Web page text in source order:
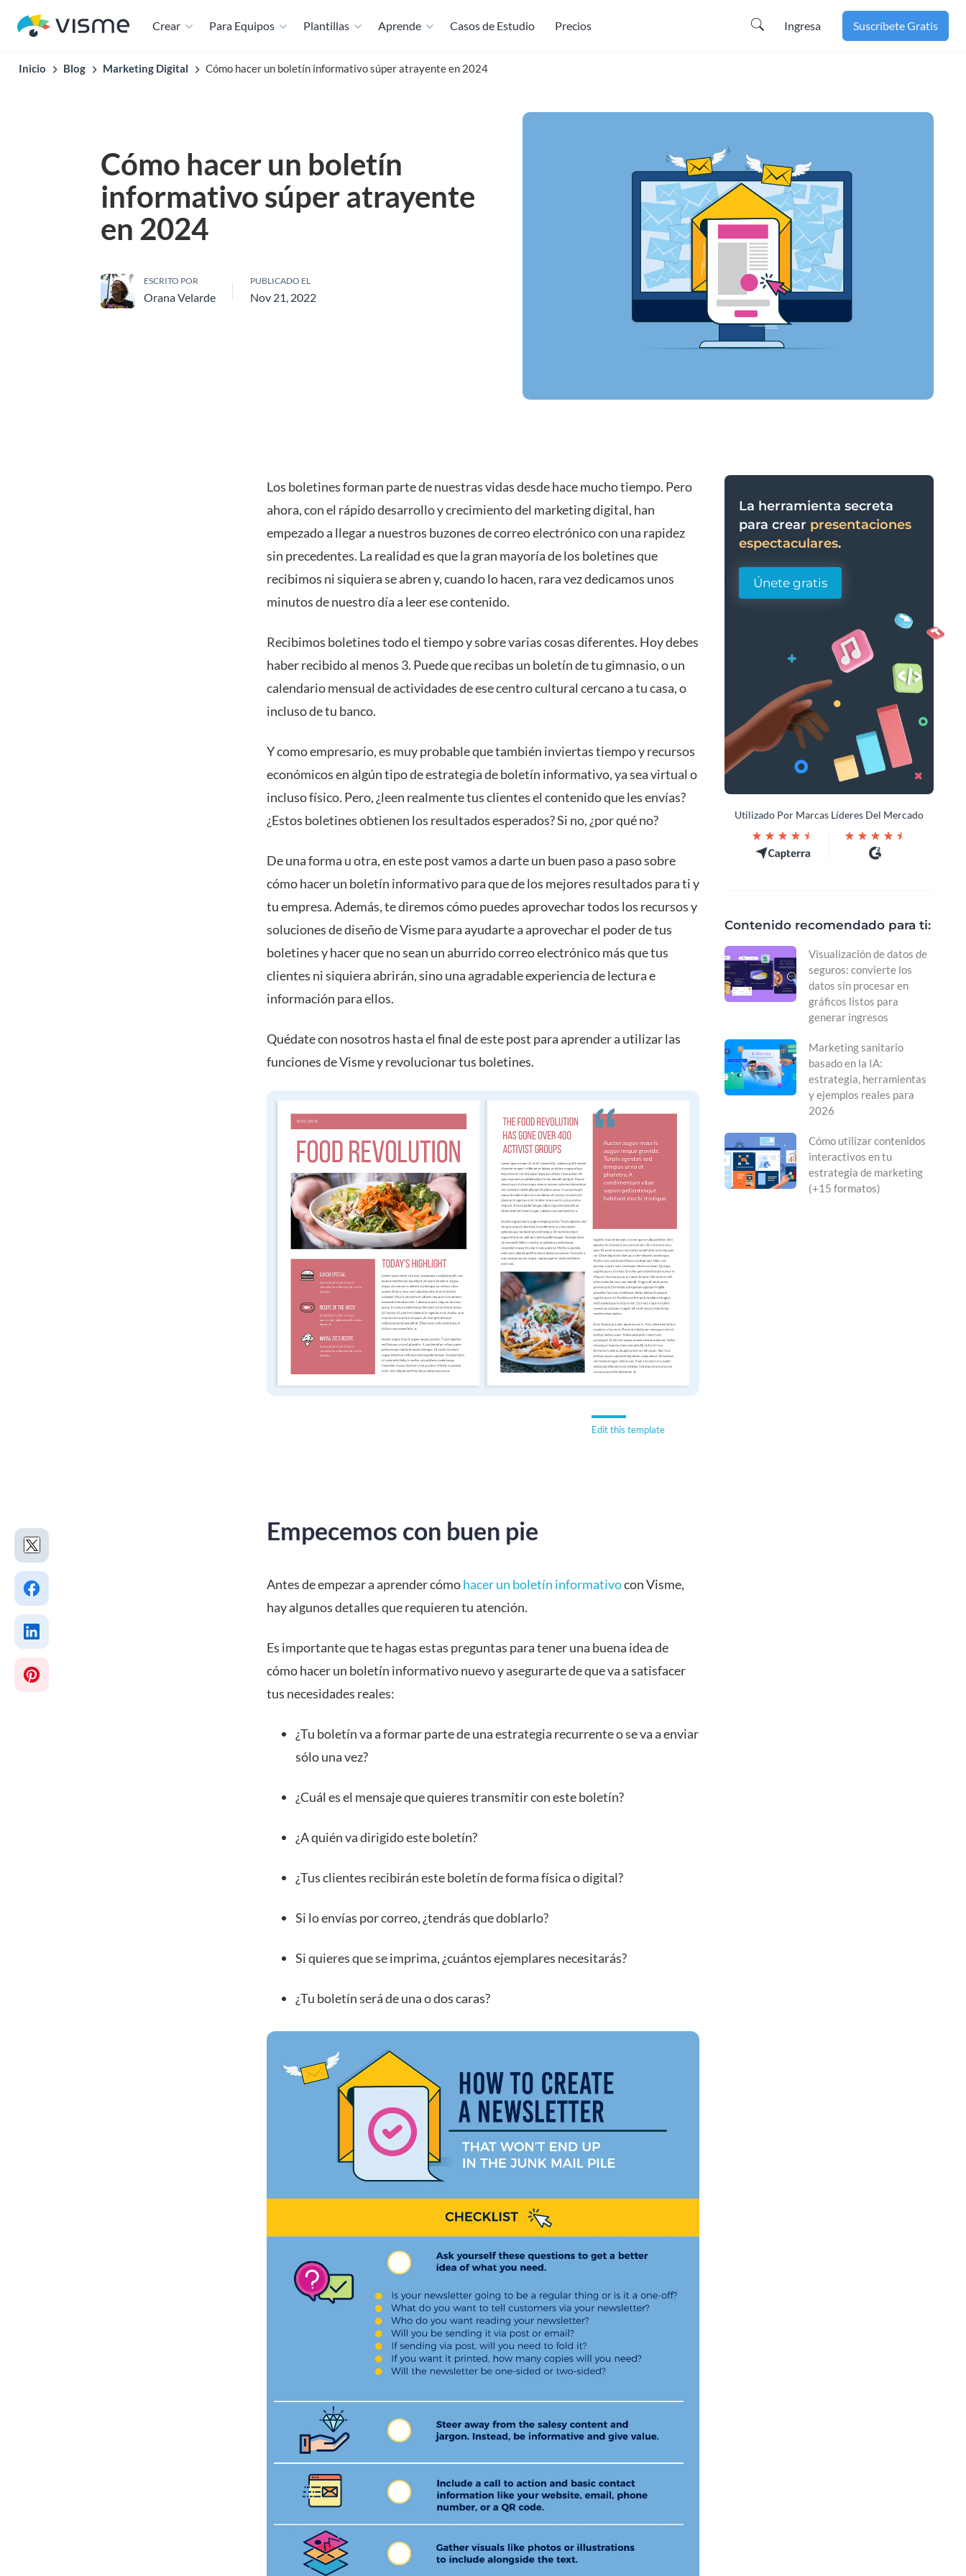
Crear Para Equipos Plantillas Aprende Casos de Estudio Precios Ingresa Suscríbete Gratis
Inicio Blog Marketing Digital Cómo hacer un boletín informativo súper atrayente en 2024
Cómo hacer un boletín
informativo súper atrayente
en 2024
ESCRITO POR
Orana Velarde
PUBLICADO EL
Nov 21, 2022
Los boletines forman parte de nuestras vidas desde hace mucho tiempo. Pero
ahora, con el rápido desarrollo y crecimiento del marketing digital, han
empezado a llegar a nuestros buzones de correo electrónico con una rapidez
sin precedentes. La realidad es que la gran mayoría de los boletines que
recibimos ni siquiera se abren y, cuando lo hacen, rara vez dedicamos unos
minutos de nuestro día a leer ese contenido.
Recibimos boletines todo el tiempo y sobre varias cosas diferentes. Hoy debes
haber recibido al menos 3. Puede que recibas un boletín de tu gimnasio, o un
calendario mensual de actividades de ese centro cultural cercano a tu casa, o
incluso de tu banco.
Y como empresario, es muy probable que también inviertas tiempo y recursos
económicos en algún tipo de estrategia de boletín informativo, ya sea virtual o
incluso físico. Pero, ¿leen realmente tus clientes el contenido que les envías?
¿Estos boletines obtienen los resultados esperados? Si no, ¿por qué no?
De una forma u otra, en este post vamos a darte un buen paso a paso sobre
cómo hacer un boletín informativo para que de los mejores resultados para ti y
tu empresa. Además, te diremos cómo puedes aprovechar todos los recursos y
soluciones de diseño de Visme para ayudarte a aprovechar el poder de tus
boletines y hacer que no sean un aburrido correo electrónico más que tus
clientes ni siquiera abrirán, sino una agradable experiencia de lectura e
información para ellos.
Quédate con nosotros hasta el final de este post para aprender a utilizar las
funciones de Visme y revolucionar tus boletines.
Edit this template
Empecemos con buen pie
Antes de empezar a aprender cómohacer un boletín informativocon Visme,
hay algunos detalles que requieren tu atención.
Es importante que te hagas estas preguntas para tener una buena idea de
cómo hacer un boletín informativo nuevo y asegurarte de que va a satisfacer
tus necesidades reales:
¿Tu boletín va a formar parte de una estrategia recurrente o se va a enviar
sólo una vez?
¿Cuál es el mensaje que quieres transmitir con este boletín?
¿A quién va dirigido este boletín?
¿Tus clientes recibirán este boletín de forma física o digital?
Si lo envías por correo, ¿tendrás que doblarlo?
Si quieres que se imprima, ¿cuántos ejemplares necesitarás?
¿Tu boletín será de una o dos caras?
La herramienta secreta
para crear presentaciones
espectaculares.
Únete gratis
Utilizado Por Marcas Líderes Del Mercado
Contenido recomendado para ti:
Visualización de datos de
seguros: convierte los
datos sin procesar en
gráficos listos para
generar ingresos
Marketing sanitario
basado en la IA:
estrategia, herramientas
y ejemplos reales para
2026
Cómo utilizar contenidos
interactivos en tu
estrategia de marketing
(+15 formatos)